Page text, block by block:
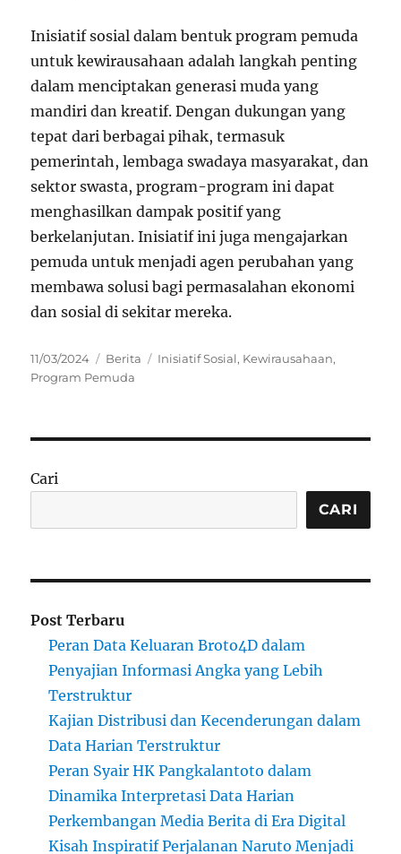
Inisiatif sosial dalam bentuk program pemuda
untuk kewirausahaan adalah langkah penting
dalam menciptakan generasi muda yang
mandiri dan kreatif. Dengan dukungan yang
tepat dari berbagai pihak, termasuk
pemerintah, lembaga swadaya masyarakat, dan
sektor swasta, program-program ini dapat
menghasilkan dampak positif yang
berkelanjutan. Inisiatif ini juga mengajarkan
pemuda untuk menjadi agen perubahan yang
membawa solusi bagi permasalahan ekonomi
dan sosial di sekitar mereka.
Posted
on
11/03/2024 Categories
Berita Tags
Inisiatif Sosial, Kewirausahaan,
Program Pemuda
Cari
CARI
Post Terbaru
Peran Data Keluaran Broto4D dalam
Penyajian Informasi Angka yang Lebih
Terstruktur
Kajian Distribusi dan Kecenderungan dalam
Data Harian Terstruktur
Peran Syair HK Pangkalantoto dalam
Dinamika Interpretasi Data Harian
Perkembangan Media Berita di Era Digital
Kisah Inspiratif Perjalanan Naruto Menjadi